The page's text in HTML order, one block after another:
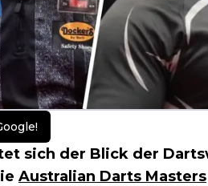
sich der Blick der
Australian Darts Masters